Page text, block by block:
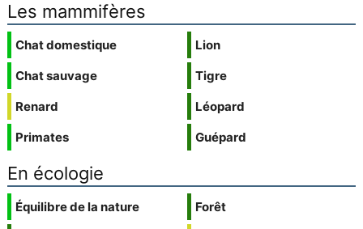
Les mammifères
Chat domestique
Chat sauvage
Renard
Primates
Lion
Tigre
Léopard
Guépard
En écologie
Équilibre de la nature
Forêt